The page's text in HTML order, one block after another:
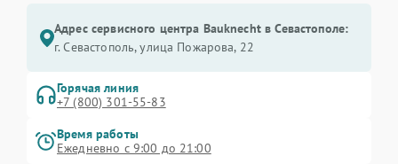
Адрес сервисного центра Bauknecht в Севастополе:
г. Севастополь, улица Пожарова, 22
Горячая линия
+7 (800) 301-55-83
Время работы
Ежедневно с 9:00 до 21:00